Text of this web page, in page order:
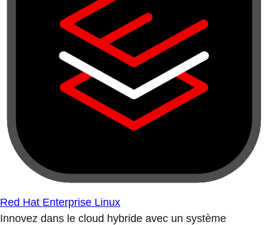
Red Hat Enterprise Linux
Innovez dans le cloud hybride avec un système